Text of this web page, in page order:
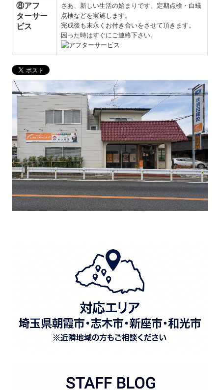
⑧アフ
ターサー
ビス
さあ、新しい生活の始まりです。定期点検・白蟻
点検などを実施します。
完成後も末永くお付き合いをさせて頂きます。
困った時はすぐにご連絡下さい。